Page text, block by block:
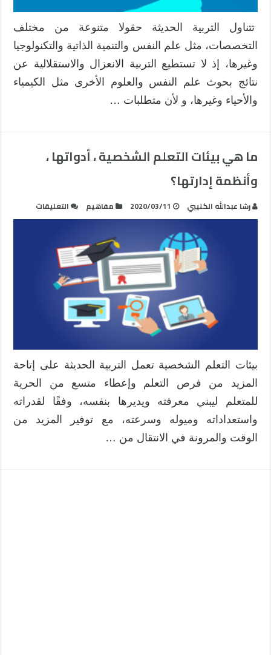
تتناول التربية الحديثة حقولا متنوعة من مختلف
التخصصات، مثل علم النفس والتنمية الذاتية والتكنولوجيا
وغيرها، إذ لا تستطيع التربية الانعزال والاستقلالية عن
نتائج بحوث علم النفس والعلوم الأخرى مثل الكيمياء
والأحياء وغيرها، و لأن متطلبات …
ما هي بيئات التعلم الشخصية ، أدواتها ،
وأنظمة إدارتها؟
رشا عبدالله الكليبي 2020/03/11 مفاهيم التعليقات
ما
مغلقة
بيئات التعلم الشخصية تعمل التربية الحديثة على إتاحة
المزيد من فرص التعلم وإعطاء متسع من الحرية
للمتعلم ليبني معرفته ويديرها بنفسه، وفقًا لقدراته
واستعداداته وميوله وسرعته، مع توفير المزيد من
الوقت والمرونة في الانتقال من …